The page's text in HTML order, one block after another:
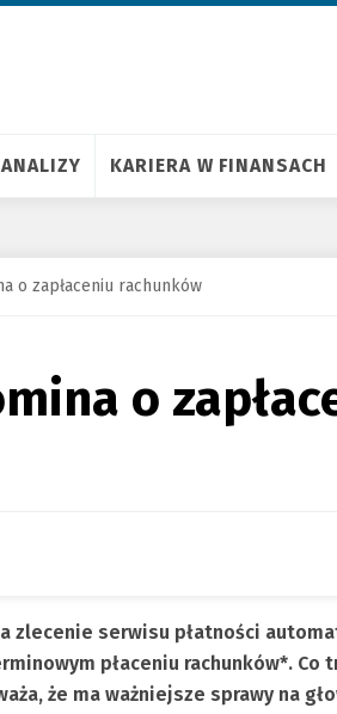
ANALIZY KARIERA W FINANSACH
o zapłaceniu rachunków
o
zlecenie serwisu płatności
płaceniu rachunków*. Co
że ma ważniejsze sprawy na